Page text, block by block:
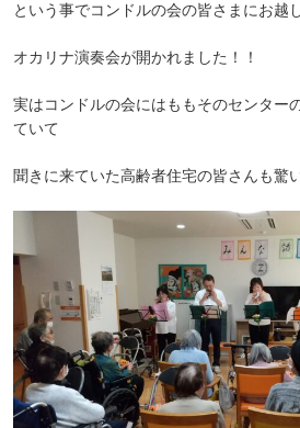
という事でコンドルの会の皆さまにお越
オカリナ演奏会が開かれました！！
実はコンドルの会にはももそのセンター
ていて
聞きに来ていた高齢者住宅の皆さんも驚